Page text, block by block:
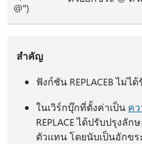
@")
สำคัญ
ฟังก์ชัน REPLACEB ไม่
ในเวิร์กบุ๊กที่ตั้งค่าเป็น คว
REPLACE ได้ปรับปรุงลั
ตัวแทน โดยนับเป็นอักขร